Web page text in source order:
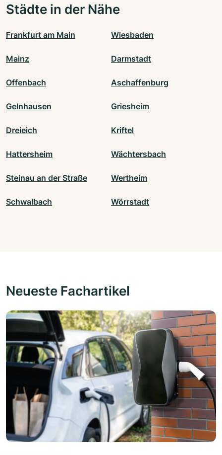
Städte in der Nähe
Frankfurt am Main Wiesbaden
Mainz Darmstadt
Offenbach Aschaffenburg
Gelnhausen Griesheim
Dreieich Kriftel
Hattersheim Wächtersbach
Steinau an der Straße Wertheim
Schwalbach Wörrstadt
Neueste Fachartikel